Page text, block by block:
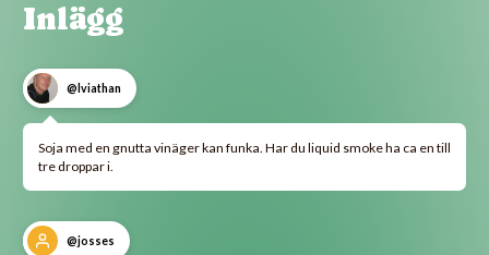
Inlägg
@lviathan
Soja med en gnutta vinäger kan funka. Har du liquid smoke ha ca en till
tre droppar i.
@josses